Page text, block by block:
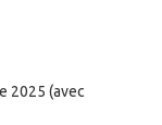
2025 (avec